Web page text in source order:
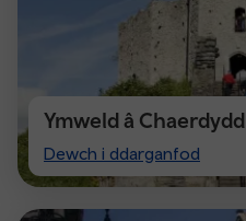
Ymweld â Chaerdydd
Dewch i ddarganfod
Visit
Cardiff